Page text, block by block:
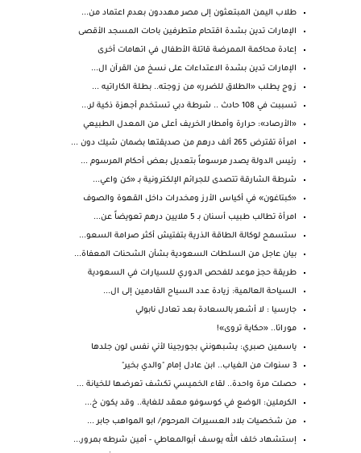
طلاب اليمن المبتعثون إلى مصر مهددون بعدم اعتماد من...
الإمارات تدين بشدة اقتحام متطرفين باحات المسجد الأقصى
إعادة محاكمة الممرضة قاتلة الأطفال في اتهامات أخرى
الإمارات تدين بشدة الاعتداءات على نسخ من القرآن ال...
زوج يطلب «الطلاق للضرر» من زوجته.. بطلة الكاراتيه ...
تسببت في 108 حادث .. شرطة دبي تستخدم أجهزة ذكية لر...
«الأرصاد»: حرارة وأمطار الخريف أعلى من المعدل الطبيعي
امرأة تقترض 265 ألف درهم من صديقتها بضمان شيك دون ...
رئيس الدولة يصدر مرسوماً بتعديل بعض أحكام المرسوم ...
شرطة الشارقة تتصدى للجرائم الإلكترونية بـ «كن واعي...
«كبتاغون» في أكياس الأرز ومخدرات داخل القهوة والصوف
امرأة تطالب طبيب أسنان بـ 5 ملايين درهم تعويضاً عن...
ستسمح لوكالة الطاقة الذرية بتفتيش أكثر صرامة السعو...
بيان عاجل من السلطات السعودية بشأن الشحنات المعفاة...
طريقة حجز موعد للفحص الدوري للسيارات في السعودية
السياحة العالمية: زيادة عدد السياح القادمين إلى ال...
جارسيا : لا أشعر بالسعادة بعد تعادل نابولي
موراتا.. «حكاية تروى»!
ياسمين صبري: يشبهونني بجورجينا لأني نفس لون جلدها
3 سنوات من الغياب.. ابن عادل إمام "والدي بخير"
حصلت مرة واحدة.. لقاء الخميسي تكشف تعرضها للخيانة ...
الكرملين: الوضع في كوسوفو معقد للغاية.. وقد يكون خ...
من شخصيات بلاد العسيرات المرحوم/ ابو المواهب جابر ...
إستشهاد خلف الله يوسف أبوالمعاطي - أمين شرطه بمرور...